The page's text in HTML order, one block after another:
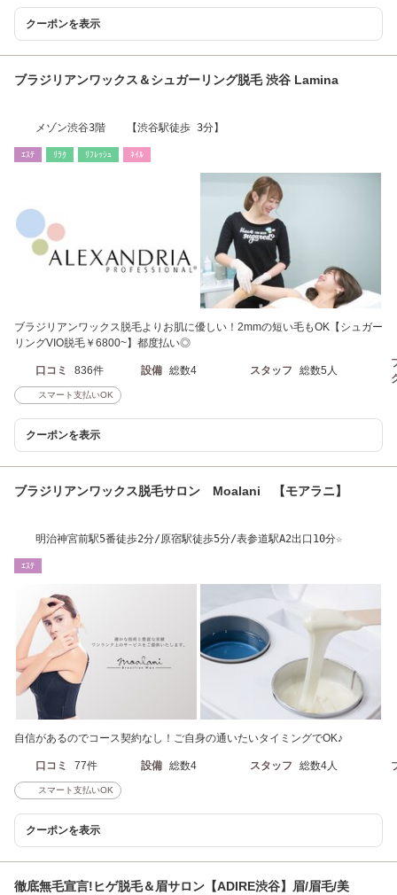
クーポンを表示
ブラジリアンワックス＆シュガーリング脱毛 渋谷 Lamina
メゾン渋谷3階 【渋谷駅徒歩 3分】
ｴｽﾃ ﾘﾗｸ ﾘﾌﾚｯｼｭ ﾈｲﾙ
ブラジリアンワックス脱毛よりお肌に優しい！2mmの短い毛もOK【シュガー
リングVIO脱毛￥6800~】都度払い◎
口コミ 836件 設備 総数4 スタッフ 総数5人
スマート支払いOK
クーポンを表示
ブラジリアンワックス脱毛サロン Moalani 【モアラニ】
明治神宮前駅5番徒歩2分/原宿駅徒歩5分/表参道駅A2出口10分☆
ｴｽﾃ
自信があるのでコース契約なし！ご自身の通いたいタイミングでOK♪
口コミ 77件 設備 総数4 スタッフ 総数4人
スマート支払いOK
クーポンを表示
徹底無毛宣言!ヒゲ脱毛＆眉サロン【ADIRE渋谷】眉/眉毛/美